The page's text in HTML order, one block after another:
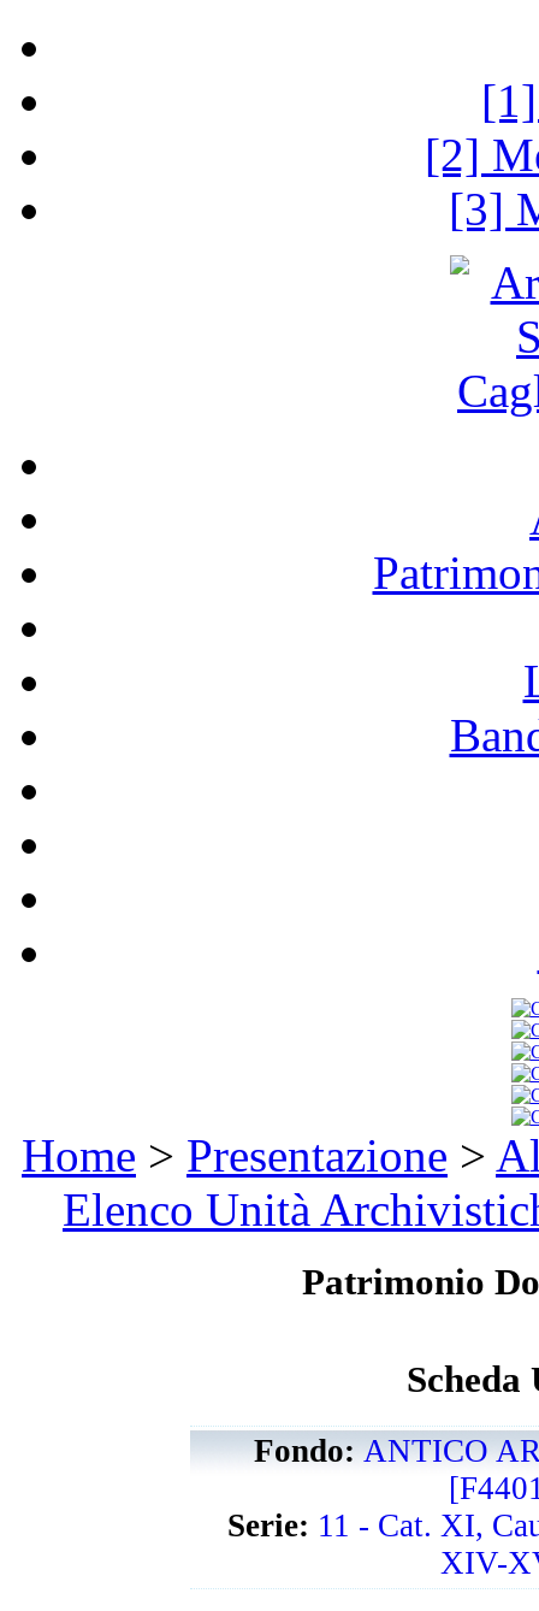
[2]
[3]
Home > Presentazione >
Elenco Unità
Patrimonio
Scheda
Fondo:ANTICO
Serie: 11 - Cat. XI,
XIV-